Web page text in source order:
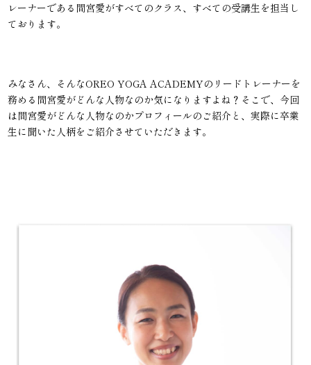
レーナーである間宮愛がすべてのクラス、すべての受講生を担当し
ております。
みなさん、そんなOREO YOGA ACADEMYのリードトレーナーを
務める間宮愛がどんな人物なのか気になりますよね？そこで、今回
は間宮愛がどんな人物なのかプロフィールのご紹介と、実際に卒業
生に聞いた人柄をご紹介させていただきます。